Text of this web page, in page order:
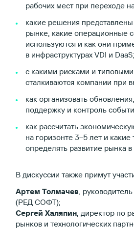
рабочих мест при переходе
какие решения
рынке, какие операционные
используются и как они
в инфраструктурах VDI и DaaS;
с какими рисками и
сталкиваются компании при
как организовать
поддержку и контроль
как рассчитать
на горизонте 3–5 лет и
определять развитие рынка
В дискуссии также примут
Артем Толмачев,
(РЕД СОФТ);
Сергей Халяпин, директор по
рынков и технологических